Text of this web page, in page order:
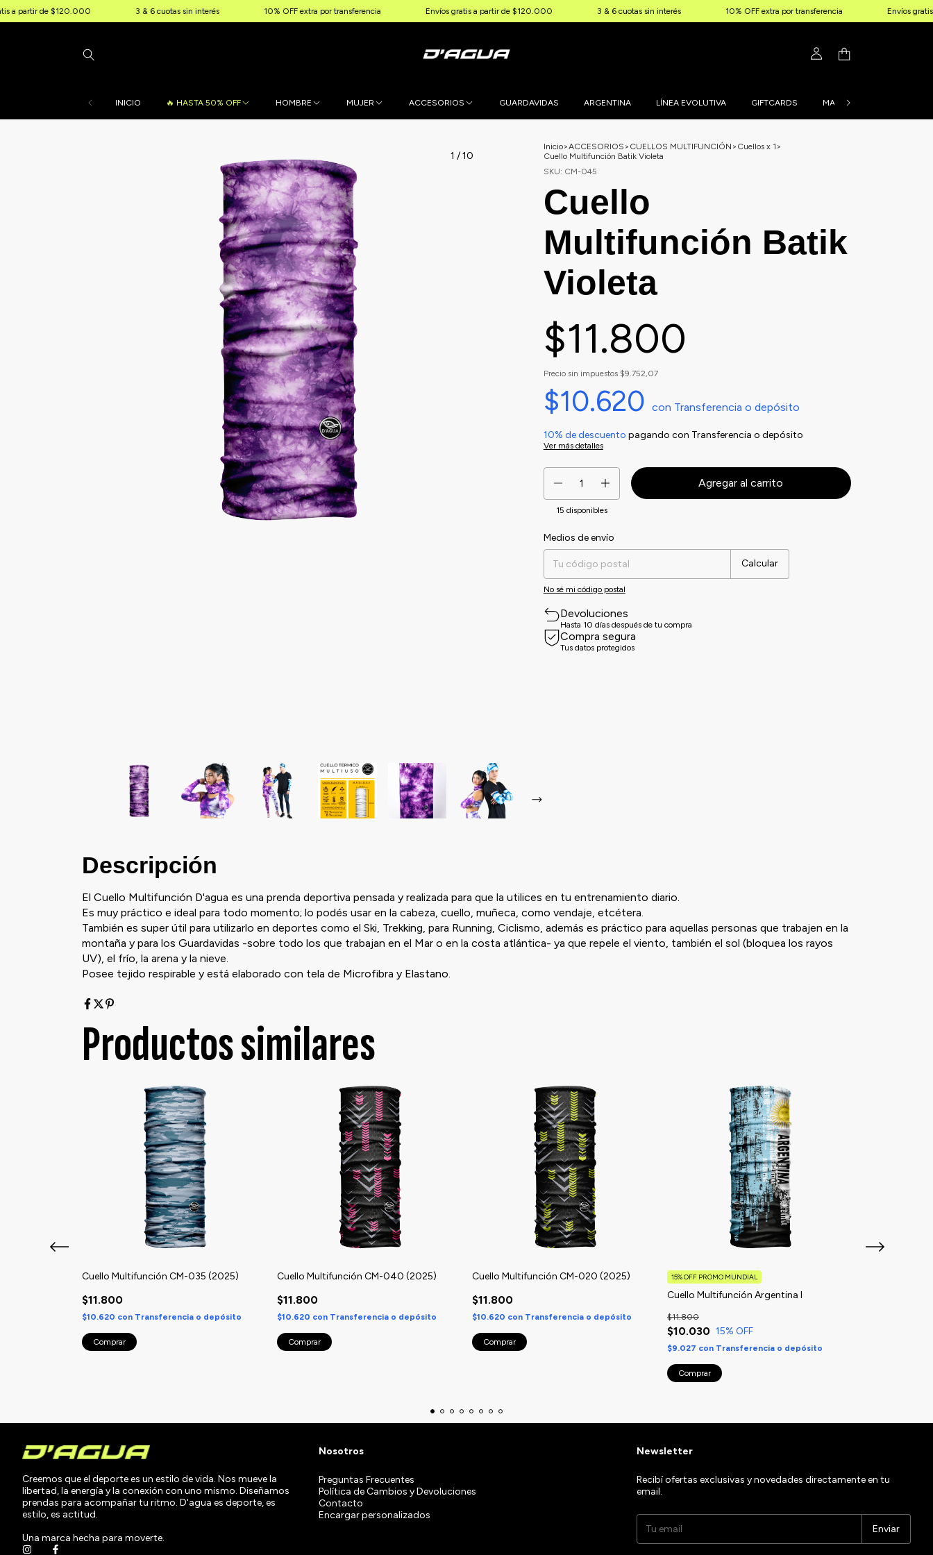
de $120.000 3 & 6 cuotas sin interés 10% OFF extra por transferencia Envíos gratis a partir de $120.000 3 & 6 cuotas sin interés 10% OFF extra por transferencia Envíos gratis a
INICIO 🔥 HASTA 50% OFF HOMBRE MUJER ACCESORIOS GUARDAVIDAS ARGENTINA LÍNEA EVOLUTIVA GIFTCARDS MALLAS PERSONALIZADAS
1 /10
Inicio>ACCESORIOS > CUELLOS MULTIFUNCIÓN > Cuellos x 1 >
Cuello Multifunción Batik Violeta
SKU: CM-045
Cuello
Multifunción Batik
Violeta
$11.800
Precio sin impuestos $9.752,07
$10.620 con Transferencia o depósito
10% de descuento pagando con Transferencia o depósito
Ver más detalles
15 disponibles
Entregas para el CP:
Medios de envío
Calcular
No sé mi código postal
Devoluciones
Hasta 10 días después de tu compra
Compra segura
Tus datos protegidos
Descripción
El Cuello Multifunción D'agua es una prenda deportiva pensada y realizada para que la utilices en tu entrenamiento diario.
Es muy práctico e ideal para todo momento; lo podés usar en la cabeza, cuello, muñeca, como vendaje, etcétera.
También es super útil para utilizarlo en deportes como el Ski, Trekking, para Running, Ciclismo, además es práctico para aquellas personas que trabajen en la
montaña y para los Guardavidas -sobre todo los que trabajan en el Mar o en la costa atlántica- ya que repele el viento, también el sol (bloquea los rayos
UV), el frío, la arena y la nieve.
Posee tejido respirable y está elaborado con tela de Microfibra y Elastano.
Productos similares
Cuello Multifunción CM-035 (2025)
$11.800
$10.620 con Transferencia o depósito
Cuello Multifunción CM-040 (2025)
$11.800
$10.620 con Transferencia o depósito
Cuello Multifunción CM-020 (2025)
$11.800
$10.620 con Transferencia o depósito
Cuello Multifunción Argentina I
$10.030
$11.800
15% OFF
15% OFF PROMO MUNDIAL
$9.027 con Transferencia o depósito
Creemos que el deporte es un estilo de vida. Nos mueve la
libertad, la energía y la conexión con uno mismo. Diseñamos
prendas para acompañar tu ritmo. D'agua es deporte, es
estilo, es actitud.
Una marca hecha para moverte.
Nosotros
Preguntas Frecuentes
Política de Cambios y Devoluciones
Contacto
Encargar personalizados
Newsletter
Recibí ofertas exclusivas y novedades directamente en tu
email.